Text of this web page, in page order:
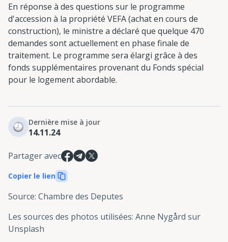
En réponse à des questions sur le programme
d'accession à la propriété VEFA (achat en cours de
construction), le ministre a déclaré que quelque 470
demandes sont actuellement en phase finale de
traitement. Le programme sera élargi grâce à des
fonds supplémentaires provenant du Fonds spécial
pour le logement abordable.
Dernière mise à jour
14.11.24
Partager avec
Copier le lien
Source: Chambre des Deputes
Les sources des photos utilisées: Anne Nygård sur
Unsplash